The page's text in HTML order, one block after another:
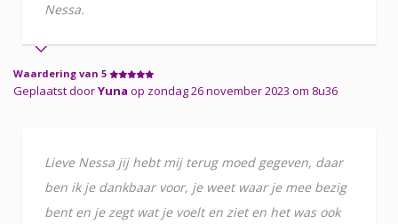
Nessa.
Waardering van 5
Geplaatst doorYuna op zondag 26 november 2023 om 8u36
Lieve Nessa jij hebt mij terug moed gegeven, daar
ben ik je dankbaar voor, je weet waar je mee bezig
bent en je zegt wat je voelt en ziet en het was ook